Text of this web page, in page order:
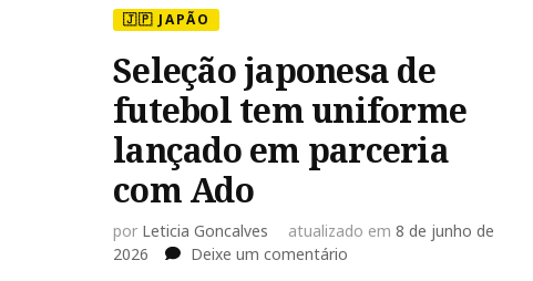
🇯🇵 JAPÃO
Seleção japonesa de
futebol tem uniforme
lançado em parceria
com Ado
por Leticia Goncalves atualizado em 8 de junho de
2026
Deixe um comentário